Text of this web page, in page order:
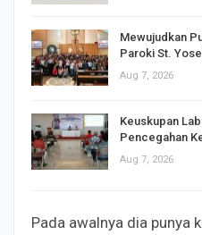
Mewujudkan
Paroki St.
Aug 7, 2026
Keuskupan
Pencegahan
Aug 7, 2026
Pada awalnya dia punya